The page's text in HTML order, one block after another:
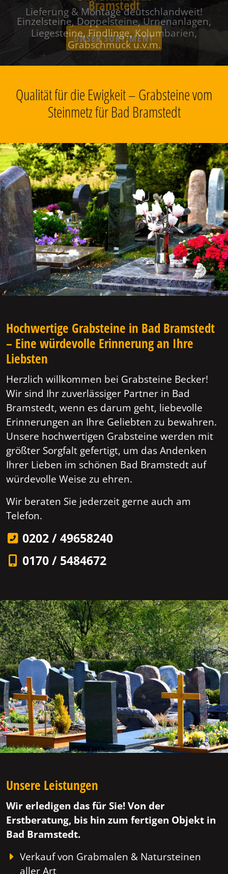
Bramstedt
Einzelsteine, Doppelsteine, Urnenanlagen,
Liegesteine, Findlinge, Kolumbarien,
Grabschmuck u.v.m.
Qualität für die Ewigkeit – Grabsteine vom
Steinmetz für Bad Bramstedt
Hochwertige Grabsteine in Bad Bramstedt
– Eine würdevolle Erinnerung an Ihre
Liebsten
Herzlich willkommen bei Grabsteine Becker!
Wir sind Ihr zuverlässiger Partner in Bad
Bramstedt, wenn es darum geht, liebevolle
Erinnerungen an Ihre Geliebten zu bewahren.
Unsere hochwertigen Grabsteine werden mit
größter Sorgfalt gefertigt, um das Andenken
Ihrer Lieben im schönen Bad Bramstedt auf
würdevolle Weise zu ehren.
Wir beraten Sie jederzeit gerne auch am
Telefon.
0202 / 49658240
0170 / 5484672
Unsere Leistungen
Wir erledigen das für Sie! Von der
Erstberatung, bis hin zum fertigen Objekt in
Bad Bramstedt.
Verkauf von Grabmalen & Natursteinen
aller Art